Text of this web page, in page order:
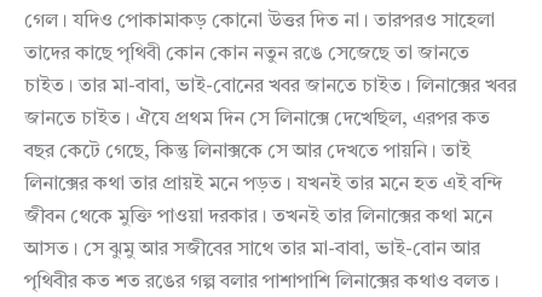
গেল। যদিও পোকামাকড় কোনো উত্তর দিত না। তারপরও সাহেলা
তাদের কাছে পৃথিবী কোন কোন নতুন রঙে সেজেছে তা জানতে
চাইত। তার মা-বাবা, ভাই-বোনের খবর জানতে চাইত। লিনাক্সের খবর
জানতে চাইত। ঐযে প্রথম দিন সে লিনাক্সে দেখেছিল, এরপর কত
বছর কেটে গেছে, কিন্তু লিনাক্সকে সে আর দেখতে পায়নি। তাই
লিনাক্সের কথা তার প্রায়ই মনে পড়ত। যখনই তার মনে হত এই বন্দি
জীবন থেকে মুক্তি পাওয়া দরকার। তখনই তার লিনাক্সের কথা মনে
আসত। সে ঝুমু আর সজীবের সাথে তার মা-বাবা, ভাই-বোন আর
পৃথিবীর কত শত রঙের গল্প বলার পাশাপাশি লিনাক্সের কথাও বলত।